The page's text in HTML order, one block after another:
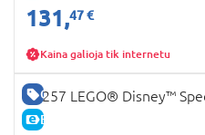
131,47 €
Kaina galioja tik internetu
GERA KAINA
E-KAINA
43257 LEGO® Disney™